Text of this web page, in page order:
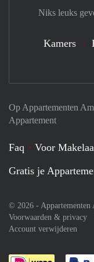
Op Appartementen
Appartement
Faq Voor
Gratis je
© 2026 - Appartementen
Voorwaarden & privacy
Account verwijderen
Niks leuks
Kamers